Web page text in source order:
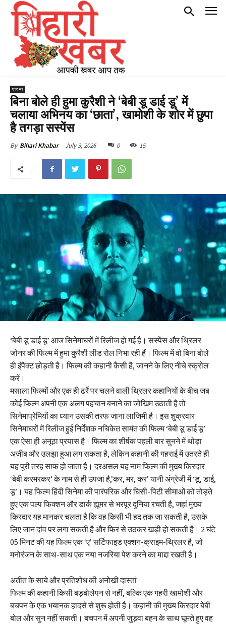
पटना
बिना बोले ही हुमा कुरैशी ने ‘बेबी डू डाई डू’ में
चलाया अभिनय का ‘छाता’, खामोशी के शोर में छुपा
है तगड़ा सस्पेंस
By Bihari Khabar July 3, 2026 0 15
‘बेबी डू डाई डू’ आज सिनेमाघरों में रिलीज हो गई है। सस्पेंस और थ्रिलर
जोनर की फिल्म में हुमा कुरैशी लीड रोल निभा रही हैं। फिल्म में वो बिना बोले
ही इंपैक्ट छोड़ती है। फिल्म की कहानी कैसी है, जानने के लिए नीचे स्क्रोल
करें।
मसाला फिल्मों और एक ही ढर्रे पर चलने वाली थ्रिलर कहानियों के बीच जब
कोई फिल्म अपनी एक अलग पहचान बनाने का जोखिम उठाती है तो
सिनेमाप्रेमियों का ध्यान उसकी तरफ जाना लाजिमी है। इस शुक्रवार
सिनेमाघरों में रिलीज हुई निर्देशक नचिकेत सामंत की फिल्म ‘बेबी डू डाई डू’
एक ऐसा ही अनूठा प्रयास है। फिल्म का शीर्षक पहली बार सुनने में थोड़ा
अजीब और उलझा हुआ लग सकता है, लेकिन कहानी की गहराई में उतरते ही
यह पूरी तरह साफ हो जाता है। दरअसल यह नाम फिल्म की मुख्य किरदार
‘बेबी करमरकर’ के नाम से ही उपजा है,’कर, मर, कर’ यानी अंग्रेजी में ‘डू, डाई,
डू’। यह फिल्म हिंदी सिनेमा की पारंपरिक और घिसी-पिटी सीमाओं को तोड़ते
हुए एक पल्प फिक्शन और डार्क ह्यूमर से भरपूर दुनिया रचती है, जहां मुख्य
किरदार यह मानकर चलता है कि वह किसी भी हद तक जा सकती है, उसके
लिए जान दांव पर लगा सकती है और फिर से उठकर खड़ी हो सकती है। 2 घंटे
05 मिनट की यह फिल्म एक ‘ए’ सर्टिफाइड एक्शन-क्राइम-थ्रिलर है, जो
मनोरंजन के साथ-साथ एक नया नजरिया पेश करने का माद्दा रखती है।
अतीत के साये और प्रतिशोध की अनोखी दास्तां
फिल्म की कहानी किसी बड़बोलेपन से नहीं, बल्कि एक गहरी खामोशी और
बचपन के एक भयानक हादसे से शुरू होती है। कहानी की मुख्य किरदार बेबी
बोल और सुन नहीं सकती। बचपन में अपनी जुड़वा बहन के साथ घूमते हुए वह